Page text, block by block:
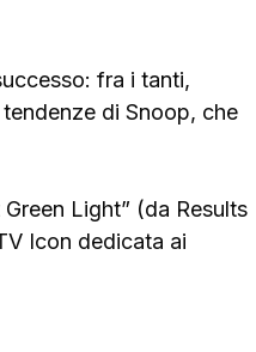
fra i tanti,
di Snoop, che
Light” (da Results
Icon dedicata ai